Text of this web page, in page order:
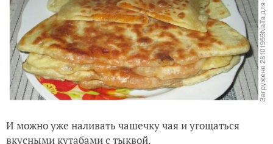
И можно уже наливать чашечку чая и угощаться
вкусными кутабами с тыквой.